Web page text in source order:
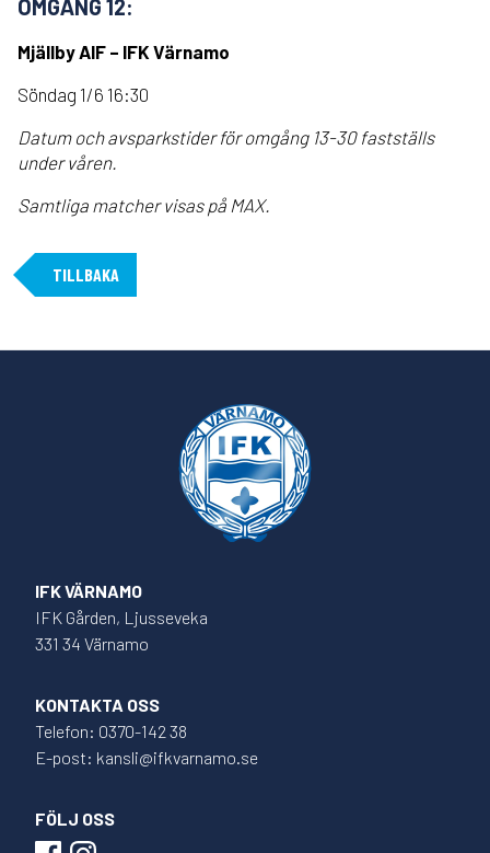
OMGÅNG 12:
Mjällby AIF – IFK Värnamo
Söndag 1/6 16:30
Datum och avsparkstider för omgång 13-30 fastställs
under våren.
Samtliga matcher visas på MAX.
TILLBAKA
IFK VÄRNAMO
IFK Gården, Ljusseveka
331 34 Värnamo
KONTAKTA OSS
Telefon: 0370-142 38
E-post: kansli@ifkvarnamo.se
FÖLJ OSS